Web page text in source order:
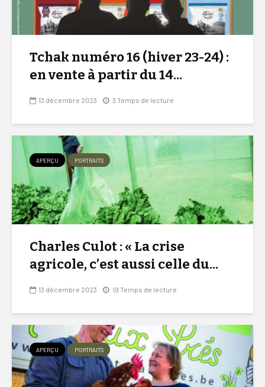
Tchak numéro 16 (hiver 23-24) :
en vente à partir du 14...
13 décembre 2023 3 Temps de lecture
APERÇU PORTRAITS
Charles Culot : « La crise
agricole, c’est aussi celle du...
13 décembre 2023 19 Temps de lecture
APERÇU PORTRAITS